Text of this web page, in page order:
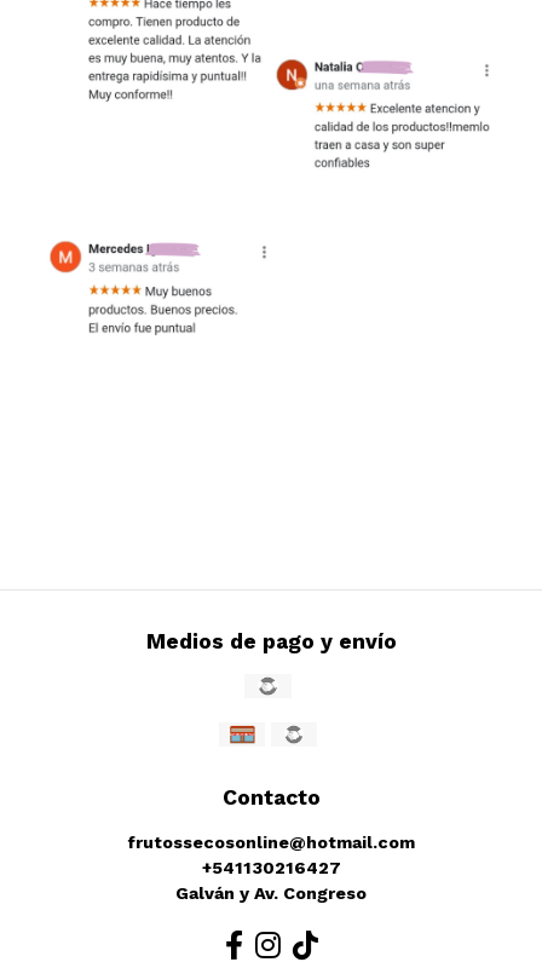
Medios de pago y envío
Contacto
frutossecosonline@hotmail.com
+541130216427
Galván y Av. Congreso